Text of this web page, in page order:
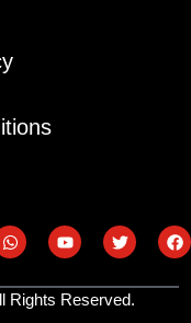
Rights Reserved.